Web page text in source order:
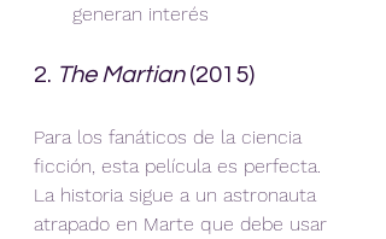
generan interés
2. The Martian (2015)
Para los fanáticos de la ciencia
ficción, esta película es perfecta.
La historia sigue a un astronauta
atrapado en Marte que debe usar